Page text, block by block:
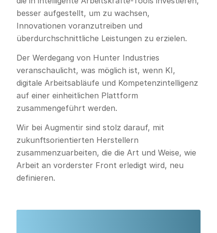
besser aufgestellt, um zu wachsen,
Innovationen voranzutreiben und
überdurchschnittliche Leistungen zu erzielen.
Der Werdegang von Hunter Industries
veranschaulicht, was möglich ist, wenn KI,
digitale Arbeitsabläufe und Kompetenzintelligenz
auf einer einheitlichen Plattform
zusammengeführt werden.
Wir bei Augmentir sind stolz darauf, mit
zukunftsorientierten Herstellern
zusammenzuarbeiten, die die Art und Weise, wie
Arbeit an vorderster Front erledigt wird, neu
definieren.